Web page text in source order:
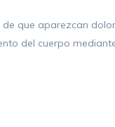
que aparezcan
del cuerpo